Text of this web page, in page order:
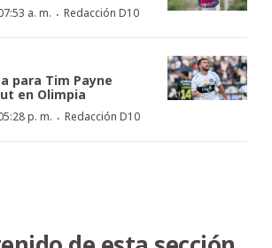
a. m. · Redacción D10
para Tim Payne
en Olimpia
p. m. · Redacción D10